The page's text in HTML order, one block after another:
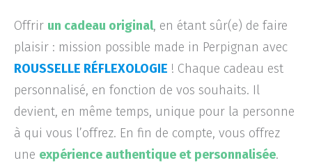
Offrir un cadeau original, en étant sûr(e) de faire
plaisir : mission possible made in Perpignan avec
ROUSSELLE RÉFLEXOLOGIE ! Chaque cadeau est
personnalisé, en fonction de vos souhaits. Il
devient, en même temps, unique pour la personne
à qui vous l’offrez. En fin de compte, vous offrez
une expérience authentique et personnalisée.